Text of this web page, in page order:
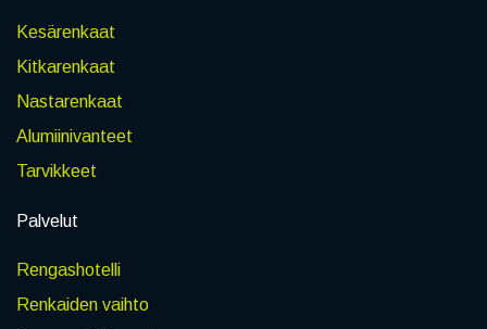
Kesärenkaat
Kitkarenkaat
Nastarenkaat
Alumiinivanteet
Tarvikkeet
Palvelut
Rengashotelli
Renkaiden vaihto